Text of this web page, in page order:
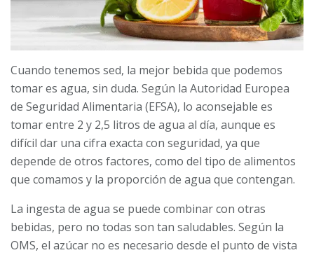
Cuando tenemos sed, la mejor bebida que podemos
tomar es agua, sin duda. Según la Autoridad Europea
de Seguridad Alimentaria (EFSA), lo aconsejable es
tomar entre 2 y 2,5 litros de agua al día, aunque es
difícil dar una cifra exacta con seguridad, ya que
depende de otros factores, como del tipo de alimentos
que comamos y la proporción de agua que contengan.
La ingesta de agua se puede combinar con otras
bebidas, pero no todas son tan saludables. Según la
OMS, el azúcar no es necesario desde el punto de vista